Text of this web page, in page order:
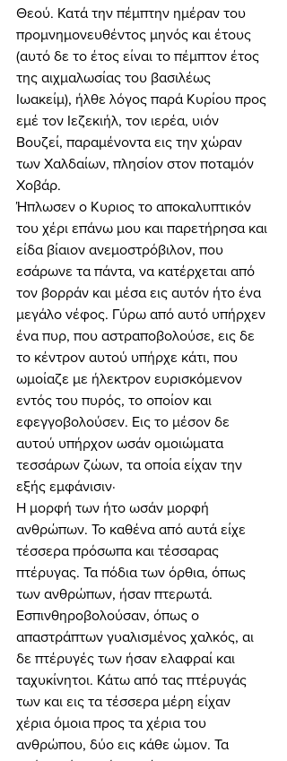
Θεού. Κατά την πέμπτην ημέραν του
προμνημονευθέντος μηνός και έτους
(αυτό δε το έτος είναι το πέμπτον έτος
της αιχμαλωσίας του βασιλέως
Ιωακείμ), ήλθε λόγος παρά Κυρίου προς
εμέ τον Ιεζεκιήλ, τον ιερέα, υιόν
Βουζεί, παραμένοντα εις την χώραν
των Χαλδαίων, πλησίον στον ποταμόν
Χοβάρ.
Ήπλωσεν ο Κυριος το αποκαλυπτικόν
του χέρι επάνω μου και παρετήρησα και
είδα βίαιον ανεμοστρόβιλον, που
εσάρωνε τα πάντα, να κατέρχεται από
τον βορράν και μέσα εις αυτόν ήτο ένα
μεγάλο νέφος. Γύρω από αυτό υπήρχεν
ένα πυρ, που αστραποβολούσε, εις δε
το κέντρον αυτού υπήρχε κάτι, που
ωμοίαζε με ήλεκτρον ευρισκόμενον
εντός του πυρός, το οποίον και
εφεγγοβολούσεν. Εις το μέσον δε
αυτού υπήρχον ωσάν ομοιώματα
τεσσάρων ζώων, τα οποία είχαν την
εξής εμφάνισιν·
Η μορφή των ήτο ωσάν μορφή
ανθρώπων. Το καθένα από αυτά είχε
τέσσερα πρόσωπα και τέσσαρας
πτέρυγας. Τα πόδια των όρθια, όπως
των ανθρώπων, ήσαν πτερωτά.
Εσπινθηροβολούσαν, όπως ο
απαστράπτων γυαλισμένος χαλκός, αι
δε πτέρυγές των ήσαν ελαφραί και
ταχυκίνητοι. Κάτω από τας πτέρυγάς
των και εις τα τέσσερα μέρη είχαν
χέρια όμοια προς τα χέρια του
ανθρώπου, δύο εις κάθε ώμον. Τα